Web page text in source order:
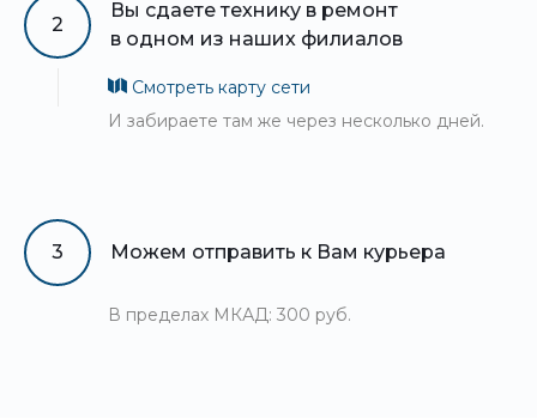
2
Вы сдаете технику в ремонт
в одном из наших филиалов
Смотреть карту сети
И забираете там же через несколько дней.
3 Можем отправить к Вам курьера
В пределах МКАД: 300 руб.